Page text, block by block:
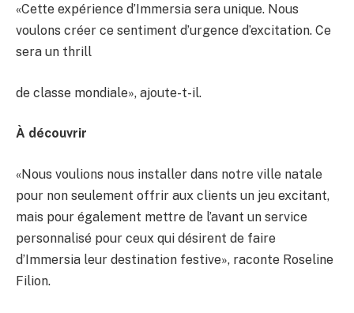
«Cette expérience d’Immersia sera unique. Nous
voulons créer ce sentiment d’urgence d’excitation. Ce
sera un thrill
de classe mondiale», ajoute-t-il.
À découvrir
«Nous voulions nous installer dans notre ville natale
pour non seulement offrir aux clients un jeu excitant,
mais pour également mettre de l’avant un service
personnalisé pour ceux qui désirent de faire
d’Immersia leur destination festive», raconte Roseline
Filion.